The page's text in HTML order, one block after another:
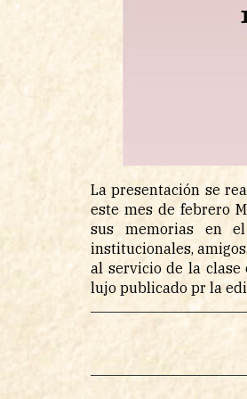
La presentación se
este mes de febrero
sus memorias en
institucionales,
al servicio de la clase
lujo publicado pr la